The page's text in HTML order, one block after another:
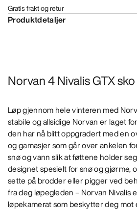
Gratis frakt og retur
Produktdetaljer
Norvan 4 Nivalis GTX
Løp gjennom hele vinteren med
stabile og allsidige Norvan er laget
den har nå blitt oppgradert med en
og gamasjer som går over ankelen
snø og vann slik at føttene holder
designet spesielt for snø og gjørme,
sette på brodder eller pigger ved
fra deg løpegleden – Norvan Nivalis
løpekamerat som beskytter deg mot